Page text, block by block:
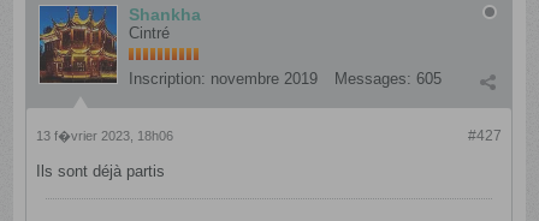
Shankha
Cintré
Inscription: novembre 2019 Messages: 605
#427
13 f�vrier 2023, 18h06
Ils sont déjà partis